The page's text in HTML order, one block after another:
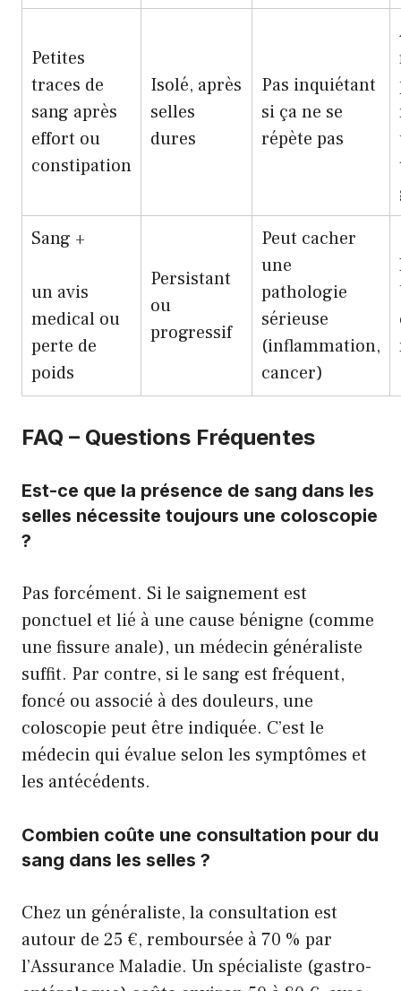
Petites
traces de
sang après
effort ou
constipation
Isolé, après
selles
dures
Pas inquiétant
si ça ne se
répète pas
Sang +
un avis
medical ou
perte de
poids
Persistant
ou
progressif
Peut cacher
une
pathologie
sérieuse
(inflammation,
cancer)
FAQ – Questions Fréquentes
Est-ce que la présence de sang dans les
selles nécessite toujours une coloscopie
?
Pas forcément. Si le saignement est
ponctuel et lié à une cause bénigne (comme
une fissure anale), un médecin généraliste
suffit. Par contre, si le sang est fréquent,
foncé ou associé à des douleurs, une
coloscopie peut être indiquée. C’est le
médecin qui évalue selon les symptômes et
les antécédents.
Combien coûte une consultation pour du
sang dans les selles ?
Chez un généraliste, la consultation est
autour de 25 €, remboursée à 70 % par
l’Assurance Maladie. Un spécialiste (gastro-